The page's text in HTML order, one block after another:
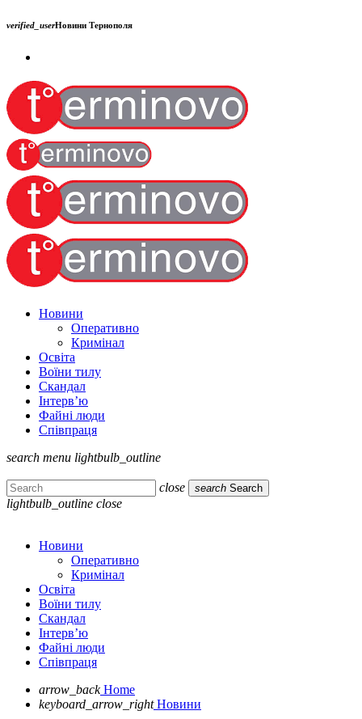
verified_userНовини Тернополя
Новини
Оперативно
Кримінал
Освіта
Воїни тилу
Скандал
Інтерв’ю
Файні люди
Співпраця
search menu lightbulb_outline
close search Search
lightbulb_outline close
Новини
Оперативно
Кримінал
Освіта
Воїни тилу
Скандал
Інтерв’ю
Файні люди
Співпраця
arrow_back Home
keyboard_arrow_right Новини